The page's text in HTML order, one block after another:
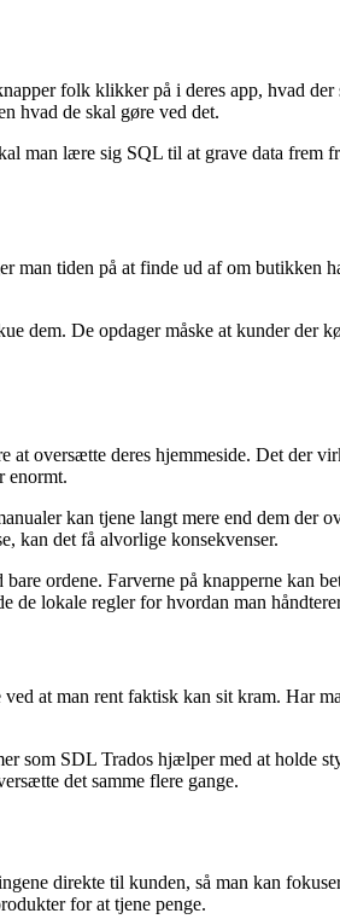
folk klikker på i deres app, hvad
hvad de skal gøre ved det.
man lære sig SQL til at grave data frem
man tiden på at finde ud af om
dem. De opdager måske at kunder der
at oversætte deres hjemmeside. Det
enormt.
kan tjene langt mere end dem
kan det få alvorlige konsekvenser.
ordene. Farverne på knapperne kan
lokale regler for hvordan man
at man rent faktisk kan sit kram. Har
som SDL Trados hjælper med at holde
det samme flere gange.
direkte til kunden, så man kan
for at tjene penge.